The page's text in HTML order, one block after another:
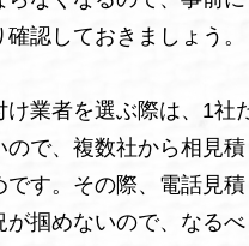
確認しておきましょう。
け業者を選ぶ際は、1社
ので、複数社から相見
です。その際、電話見
が掴めないので、なる